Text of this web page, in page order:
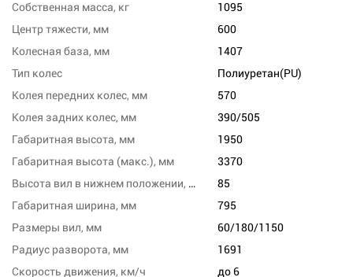
Собственная масса, кг
1095
Центр тяжести, мм
600
Колесная база, мм
1407
Тип колес
Полиуретан(PU)
Колея передних колес, мм
570
Колея задних колес, мм
390/505
Габаритная высота, мм
1950
Габаритная высота (макс.), мм
3370
Высота вил в нижнем положении, мм
85
Габаритная ширина, мм
795
Размеры вил, мм
60/180/1150
Радиус разворота, мм
1691
Скорость движения, км/ч
до 6